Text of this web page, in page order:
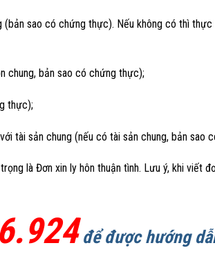
(bản sao có chứng thực). Nếu không có thì
chung, bản sao có chứng thực);
thực);
tài sản chung (nếu có tài sản chung, bản sao
là Đơn xin ly hôn thuận tình. Lưu ý, khi viết
để được hướng